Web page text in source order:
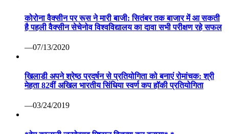
कोरोना वैक्सीन पर रूस ने मारी बाजी: सितंबर तक बाजार में आ सकती
है पहली वैक्सीन सेचेनोव विश्वविद्यालय का दावा सभी परीक्षण रहे सफल
—07/13/2020
खिलाडी अपने श्रेष्ठ प्रदर्षन से प्रतियोगिता को बनाएं रोमांचक: श्री
मेहता 82वीं अखिल भारतीय सिंधिया स्वर्ण कप हॉकी प्रतियोगिता
—03/24/2019